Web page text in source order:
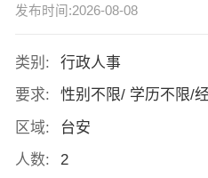
发布时间:2026-08-08
类别:
行政人事
要求:
性别不限/ 学历不限/
区域:
台安
人数:
2